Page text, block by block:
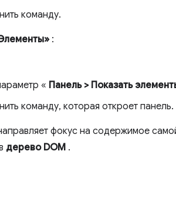
команду.
:
« Панель > Показать
команду, которая откроет панель.
фокус на содержимое
дерево DOM .